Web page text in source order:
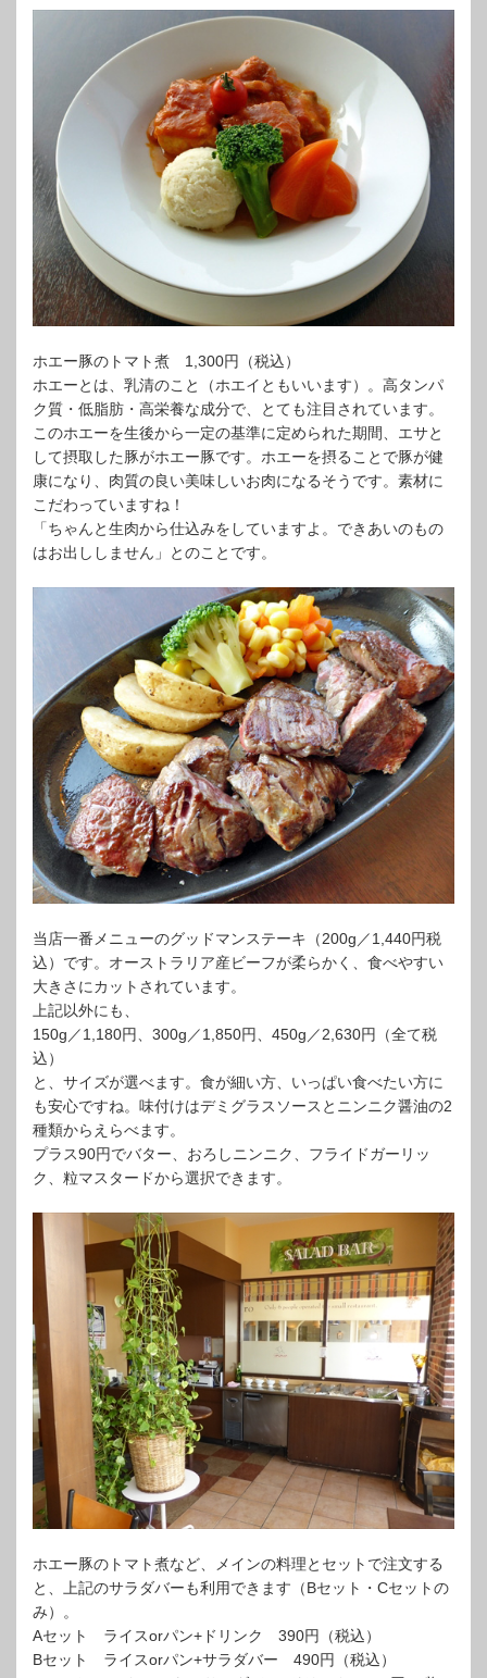
ホエー豚のトマト煮 1,300円（税込）
ホエーとは、乳清のこと（ホエイともいいます）。高タンパ
ク質・低脂肪・高栄養な成分で、とても注目されています。
このホエーを生後から一定の基準に定められた期間、エサと
して摂取した豚がホエー豚です。ホエーを摂ることで豚が健
康になり、肉質の良い美味しいお肉になるそうです。素材に
こだわっていますね！
「ちゃんと生肉から仕込みをしていますよ。できあいのもの
はお出ししません」とのことです。
当店一番メニューのグッドマンステーキ（200g／1,440円税
込）です。オーストラリア産ビーフが柔らかく、食べやすい
大きさにカットされています。
上記以外にも、
150g／1,180円、300g／1,850円、450g／2,630円（全て税
込）
と、サイズが選べます。食が細い方、いっぱい食べたい方に
も安心ですね。味付けはデミグラスソースとニンニク醤油の2
種類からえらべます。
プラス90円でバター、おろしニンニク、フライドガーリッ
ク、粒マスタードから選択できます。
ホエー豚のトマト煮など、メインの料理とセットで注文する
と、上記のサラダバーも利用できます（Bセット・Cセットの
み）。
Aセット ライスorパン+ドリンク 390円（税込）
Bセット ライスorパン+サラダバー 490円（税込）